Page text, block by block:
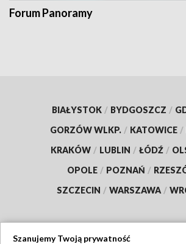
Forum Panoramy
BIAŁYSTOK / BYDGOSZCZ /
GORZÓW WLKP. / KATOWICE /
KRAKÓW / LUBLIN / ŁÓDŹ /
OPOLE / POZNAŃ /
SZCZECIN / WARSZAWA /
Szanujemy Twoją prywatność